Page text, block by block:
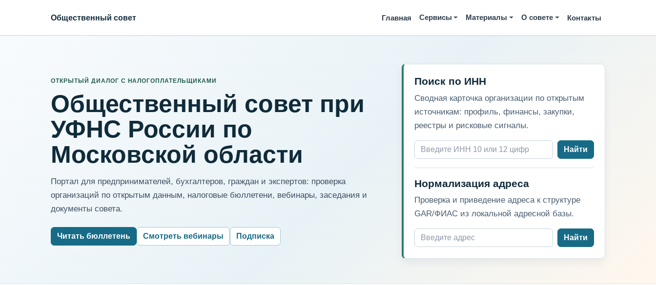
Общественный совет Главная Сервисы Материалы О совете Контакты
ОТКРЫТЫЙ ДИАЛОГ С НАЛОГОПЛАТЕЛЬЩИКАМИ
Общественный совет при
УФНС России по
Московской области
Портал для предпринимателей, бухгалтеров, граждан и экспертов: проверка
организаций по открытым данным, налоговые бюллетени, вебинары, заседания и
документы совета.
Читать бюллетень Смотреть вебинары Подписка
Поиск по ИНН
Сводная карточка организации по открытым
источникам: профиль, финансы, закупки,
реестры и рисковые сигналы.
Найти
Нормализация адреса
Проверка и приведение адреса к структуре
GAR/ФИАС из локальной адресной базы.
Найти